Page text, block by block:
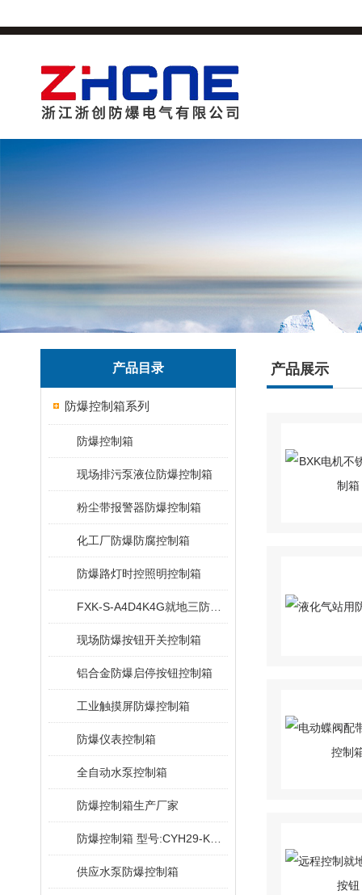
产品目录
防爆控制箱系列
防爆控制箱
现场排污泵液位防爆控制箱
粉尘带报警器防爆控制箱
化工厂防爆防腐控制箱
防爆路灯时控照明控制箱
现场防爆按钮开关控制箱
铝合金防爆启停按钮控制箱
工业触摸屏防爆控制箱
防爆仪表控制箱
全自动水泵控制箱
防爆控制箱生产厂家
供应水泵防爆控制箱
产品展示